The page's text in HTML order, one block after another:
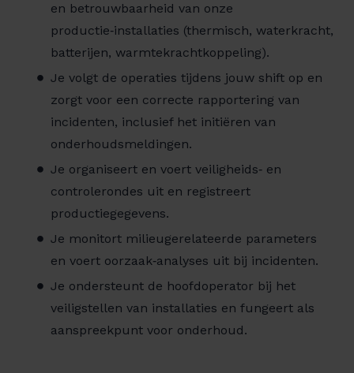
en betrouwbaarheid van onze
productie‑installaties (thermisch, waterkracht,
batterijen, warmtekrachtkoppeling).
Je volgt de operaties tijdens jouw shift op en
zorgt voor een correcte rapportering van
incidenten, inclusief het initiëren van
onderhoudsmeldingen.
Je organiseert en voert veiligheids‑ en
controlerondes uit en registreert
productiegegevens.
Je monitort milieugerelateerde parameters
en voert oorzaak‑analyses uit bij incidenten.
Je ondersteunt de hoofdoperator bij het
veiligstellen van installaties en fungeert als
aanspreekpunt voor onderhoud.